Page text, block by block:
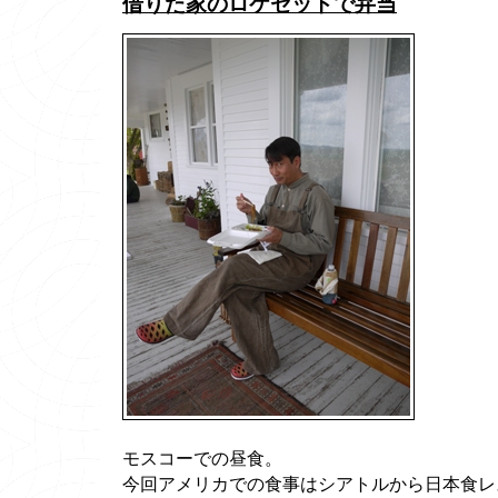
モスコーでの昼食。
今回アメリカでの食事はシアトルから日本食